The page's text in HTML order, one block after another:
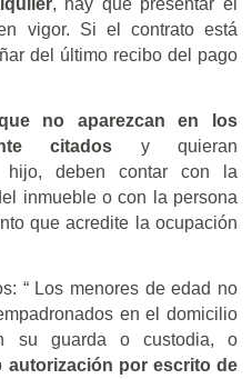
vigor. Si el contrato está
del último recibo del pago
no aparezcan en los
citados y quieran
hijo, deben contar con la
inmueble o con la persona
que acredite la ocupación
“ Los menores de edad no
en el domicilio
su guarda o custodia, o
autorización por escrito de